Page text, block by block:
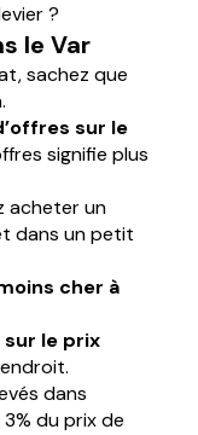
?
le Var
sachez que
sur le
signifie plus
acheter un
dans un petit
cher à
sur le prix
dans
3% du prix de